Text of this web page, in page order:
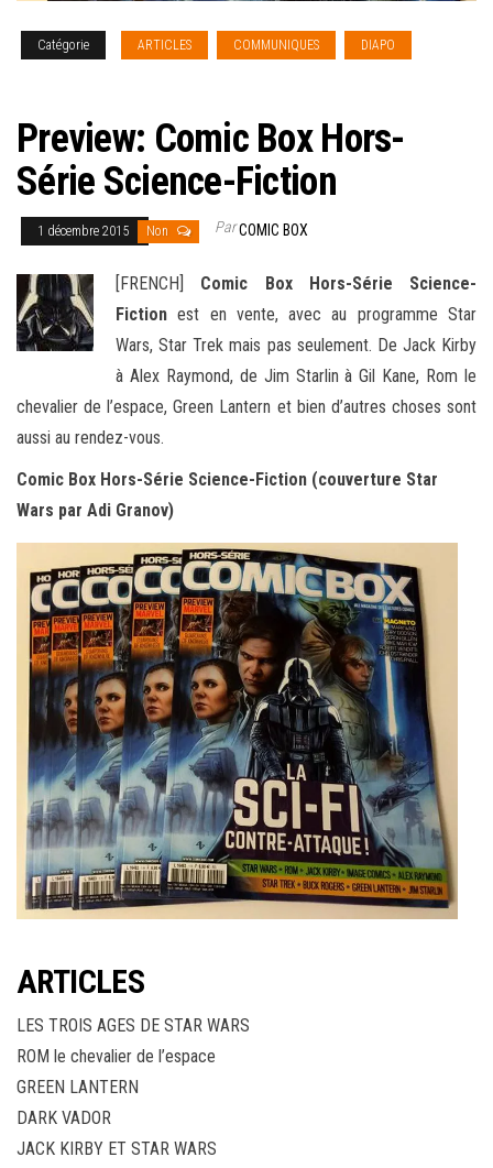
Catégorie ARTICLES COMMUNIQUES DIAPO
Preview: Comic Box Hors-
Série Science-Fiction
1 décembre 2015 Non ParCOMIC BOX
[FRENCH] Comic Box Hors-Série Science-
Fiction est en vente, avec au programme Star
Wars, Star Trek mais pas seulement. De Jack Kirby
à Alex Raymond, de Jim Starlin à Gil Kane, Rom le
chevalier de l’espace, Green Lantern et bien d’autres choses sont
aussi au rendez-vous.
Comic Box Hors-Série Science-Fiction (couverture Star
Wars par Adi Granov)
ARTICLES
LES TROIS AGES DE STAR WARS
ROM le chevalier de l’espace
GREEN LANTERN
DARK VADOR
JACK KIRBY ET STAR WARS